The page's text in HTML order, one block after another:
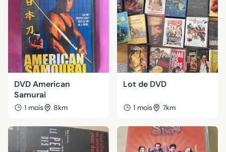
DVD American
Samurai
1 mois 8km
Lot de DVD
1 mois 7km